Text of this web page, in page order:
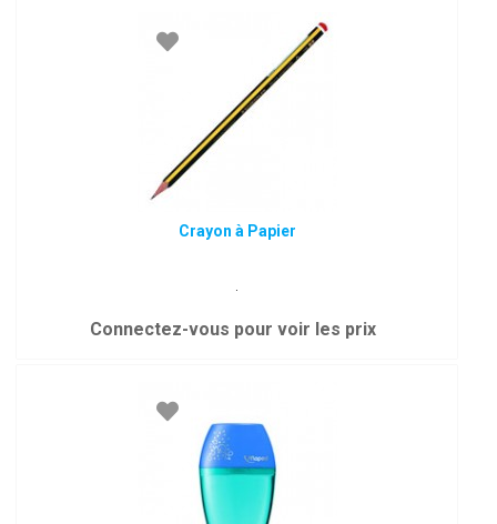
Crayon à Papier
.
Connectez-vous pour voir les prix